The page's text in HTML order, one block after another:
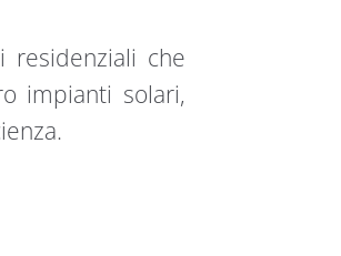
che
impianti solari,